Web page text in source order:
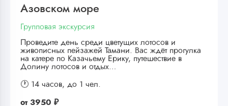
Азовском море
Групповая экскурсия
Проведите день среди цветущих лотосов и
живописных пейзажей Тамани. Вас ждёт прогулка
на катере по Казачьему Ерику, путешествие в
Долину лотосов и отдых…
🕐 14 часов, до 1 чел.
от 3950 ₽